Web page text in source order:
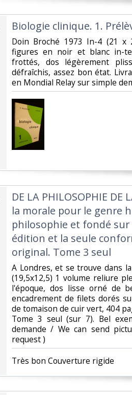
‎Biologie clinique. 1.
‎Doin Broché 1973 In-4 (21 x
figures en noir et blanc in-
frottés, dos légèrement
défraîchis, assez bon état.
en Mondial Relay sur simple
‎DE LA PHILOSOPHIE
la morale pour le genre
philosophie et fondé
édition et la seule
original. Tome 3 seul ‎
‎A Londres, et se trouve dans
(19,5x12,5) 1 volume reliure
l'époque, dos lisse orné de
encadrement de filets dorés
de tomaison de cuir vert, 404
Tome 3 seul (sur 7). Bel
demande / We can send
request ) ‎
‎Très bon Couverture rigide ‎